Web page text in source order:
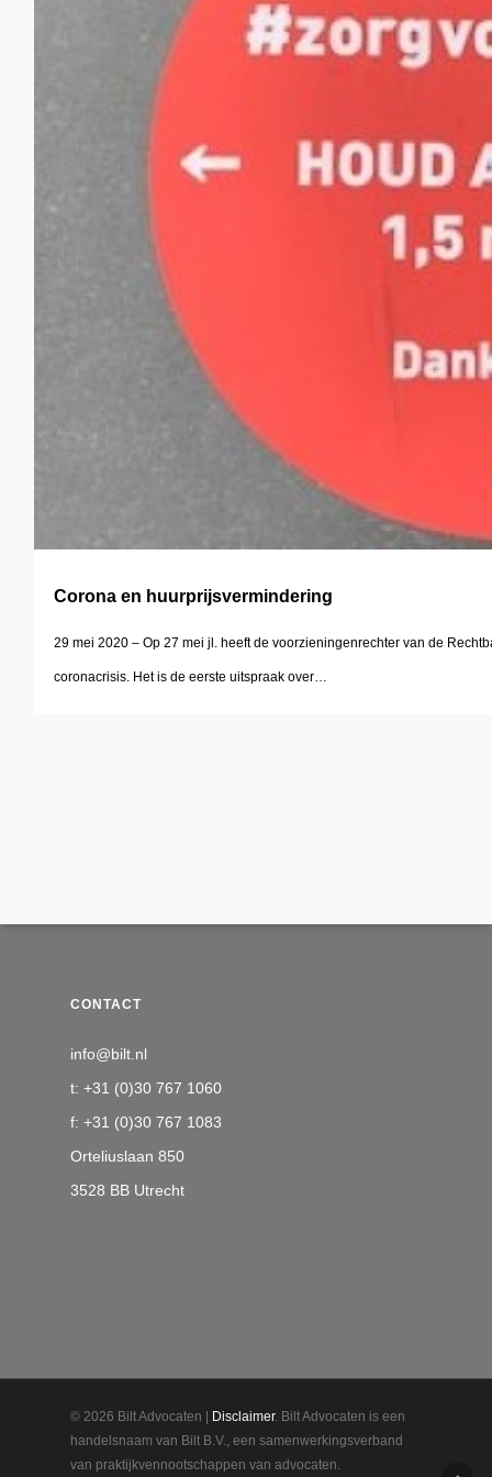
Corona en huurprijsvermindering
29 mei 2020 – Op 27 mei jl. heeft de voorzieningenrechter van de
coronacrisis. Het is de eerste uitspraak over…
CONTACT
info@bilt.nl
t: +31 (0)30 767 1060
f: +31 (0)30 767 1083
Orteliuslaan 850
3528 BB Utrecht
© 2026 Bilt Advocaten | Disclaimer. Bilt Advocaten is een
handelsnaam van Bilt B.V., een samenwerkingsverband
van praktijkvennootschappen van advocaten.